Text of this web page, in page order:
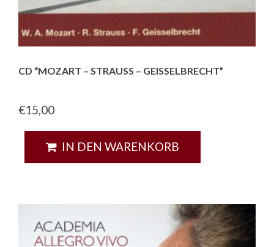
CD “MOZART – STRAUSS – GEISSELBRECHT”
€15,00
IN DEN WARENKORB